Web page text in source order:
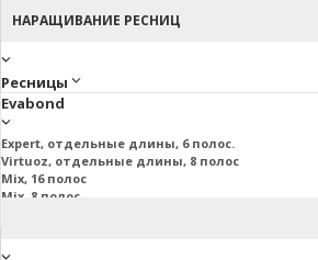
НАРАЩИВАНИЕ РЕСНИЦ
Ресницы
Evabond
Expert, отдельные длины, 6 полос.
Virtuoz, отдельные длины, 8 полос
Mix, 16 полос
Mix, 8 полос